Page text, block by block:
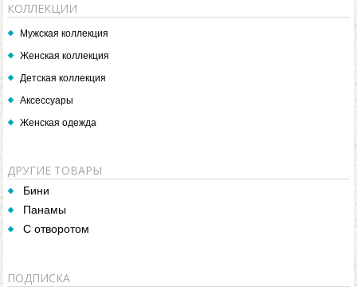
КОЛЛЕКЦИИ
Мужская коллекция
Женская коллекция
Детская коллекция
Аксессуары
Женская одежда
ДРУГИЕ ТОВАРЫ
Бини
Панамы
С отворотом
ПОДПИСКА